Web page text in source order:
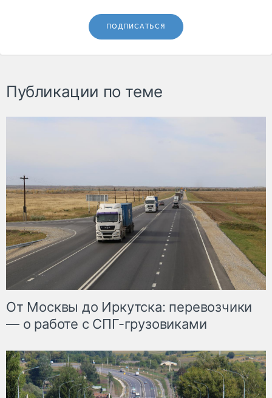
ПОДПИСАТЬСЯ
Публикации по теме
От Москвы до Иркутска: перевозчики
— о работе с СПГ-грузовиками